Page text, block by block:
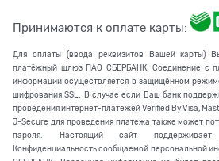
Принимаются к оплате карты:
Для оплаты (ввода реквизитов Вашей карты)
платёжный шлюз ПАО СБЕРБАНК. Соединение с
информации осуществляется в защищённом
шифрования SSL. В случае если Ваш банк
проведения интернет-платежей Verified By Visa,
J-Secure для проведения платежа также может
пароля. Настоящий сайт поддерживает
Конфиденциальность сообщаемой персональной